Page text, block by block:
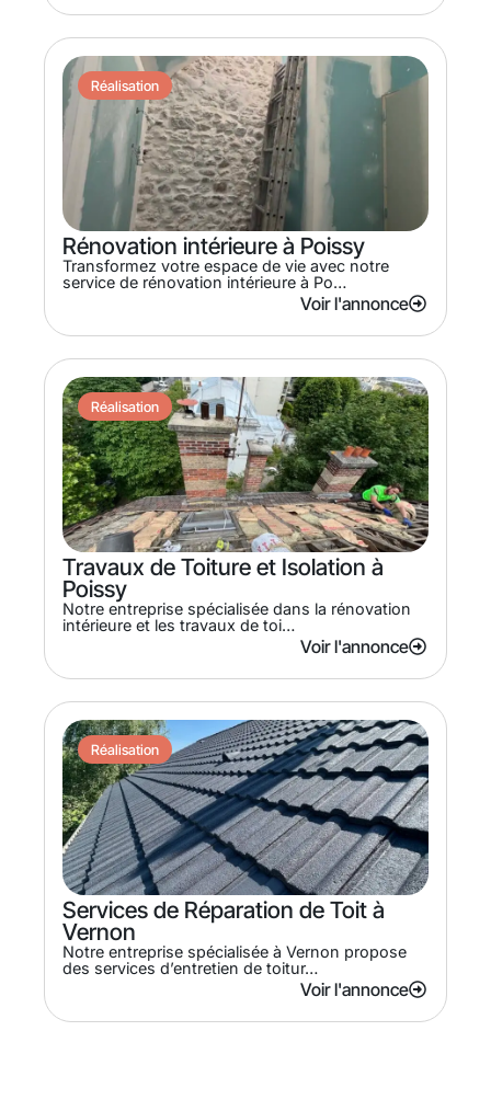
Réalisation
Rénovation intérieure à Poissy
Transformez votre espace de vie avec notre
service de rénovation intérieure à Po…
Voir l'annonce
Réalisation
Travaux de Toiture et Isolation à
Poissy
Notre entreprise spécialisée dans la rénovation
intérieure et les travaux de toi…
Voir l'annonce
Réalisation
Services de Réparation de Toit à
Vernon
Notre entreprise spécialisée à Vernon propose
des services d’entretien de toitur…
Voir l'annonce